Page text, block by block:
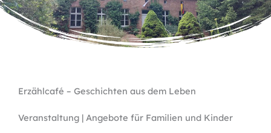
Erzählcafé – Geschichten aus dem Leben
Veranstaltung | Angebote für Familien und Kinder